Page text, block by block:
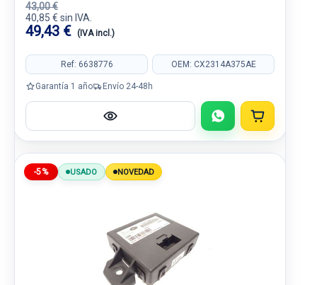
43,00 €
40,85 € sin IVA.
49,43 € (IVA incl.)
Ref: 6638776 OEM: CX2314A375AE
Garantía 1 año Envío 24-48h
-5% USADO NOVEDAD